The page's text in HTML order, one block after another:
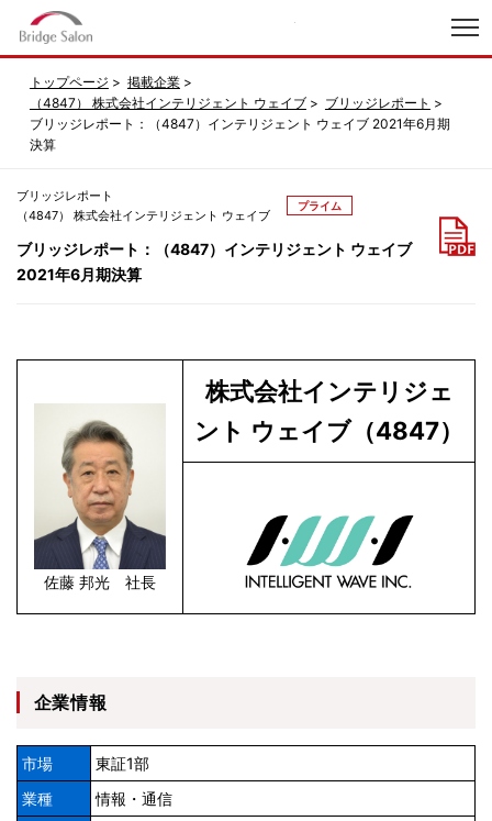
トップページ
掲載企業
（4847） 株式会社インテリジェント ウェイブ
ブリッジレポート
ブリッジレポート：（4847）インテリジェント ウェイブ 2021年6月期
決算
ブリッジレポート
（4847） 株式会社インテリジェント ウェイブ
プライム
ブリッジレポート：（4847）インテリジェント ウェイブ
2021年6月期決算
佐藤 邦光 社長
株式会社インテリジェ
ント ウェイブ（4847）
企業情報
市場
東証1部
業種
情報・通信